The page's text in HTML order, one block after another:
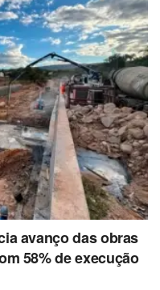
avanço das obras
58% de execução